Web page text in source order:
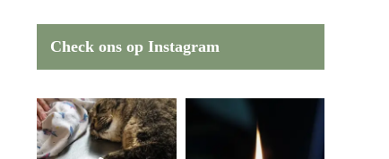
Check ons op Instagram